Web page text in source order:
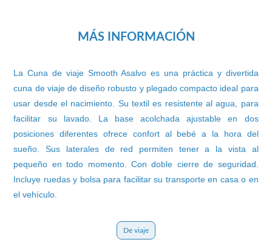
MÁS INFORMACIÓN
La Cuna de viaje Smooth Asalvo es una práctica y divertida
cuna de viaje de diseño robusto y plegado compacto ideal para
usar desde el nacimiento. Su textil es resistente al agua, para
facilitar su lavado. La base acolchada ajustable en dos
posiciones diferentes ofrece confort al bebé a la hora del
sueño. Sus laterales de red permiten tener a la vista al
pequeño en todo momento. Con doble cierre de seguridad.
Incluye ruedas y bolsa para facilitar su transporte en casa o en
el vehículo.
De viaje